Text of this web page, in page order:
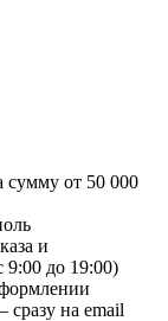
сумму от 50 000
и
9:00 до 19:00)
сразу на email